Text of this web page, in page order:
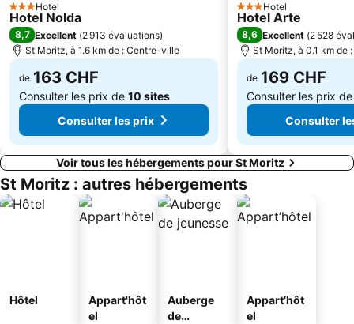
Jardin des plantes Alpinum Schatzalp
Skiarena Valchiavenna
Forcola di Livigno
Zuoz Ski Resort
Ski Area Valmalenco
3 Étoiles
Hotel
Hotel Nolda
8,7 Excellent (2 913 évaluations)
St Moritz, à 1.6 km de : Centre-ville
de 163 CHF
Consulter les prix de 10 sites
Consulter les prix
3 Étoiles
Hotel
Hotel Arte
8,6 Excellent (2 528
St Moritz, à 0.1 km de
de 169 CHF
Consulter les prix
Consulter
Voir tous les hébergements pour St Moritz
St Moritz : autres hébergements
Hôtel
Appart'hôt
el
Auberge
de
Appart’hôt
el